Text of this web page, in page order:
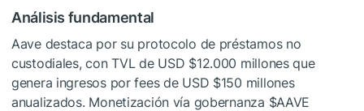
Análisis fundamental
Aave destaca por su protocolo de préstamos no
custodiales, con TVL de USD $12.000 millones que
genera ingresos por fees de USD $150 millones
anualizados. Monetización vía gobernanza $AAVE